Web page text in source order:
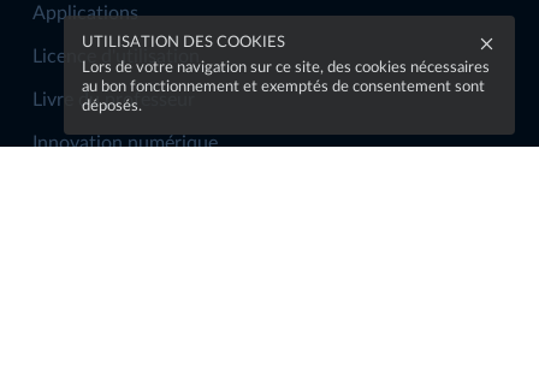
Applications
Licence d'utilisation
Livre du professeur
Innovation numérique
UTILISATION DES COOKIES
Lors de votre navigation sur ce site, des cookies nécessaires
au bon fonctionnement et exemptés de consentement sont
déposés.